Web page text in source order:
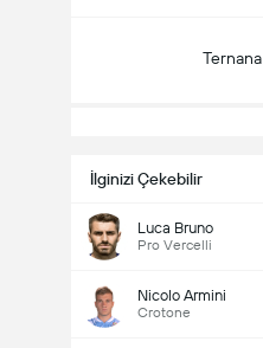
Ternana
İlginizi Çekebilir
Luca Bruno
Pro Vercelli
Nicolo Armini
Crotone